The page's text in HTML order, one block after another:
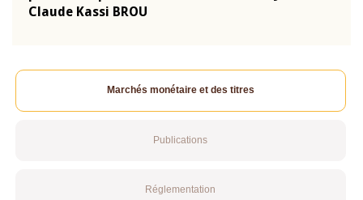
Claude Kassi BROU
Marchés monétaire et des titres
Publications
Réglementation